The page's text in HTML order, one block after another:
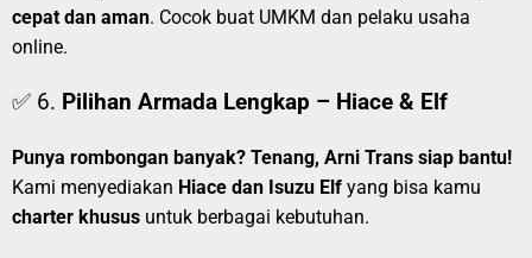
cepat dan aman. Cocok buat UMKM dan pelaku usaha
online.
✅ 6. Pilihan Armada Lengkap – Hiace & Elf
Punya rombongan banyak? Tenang, Arni Trans siap bantu!
Kami menyediakan Hiace dan Isuzu Elf yang bisa kamu
charter khusus untuk berbagai kebutuhan.